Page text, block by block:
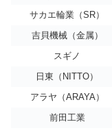
サカエ輪業（SR）
吉貝機械（金属）
スギノ
日東（NITTO）
アラヤ（ARAYA）
前田工業